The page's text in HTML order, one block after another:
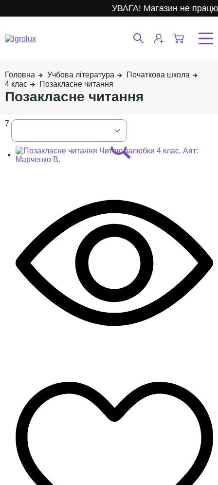
УВАГА! Магазин не працює.
Учбова література
Початкова школа
4 клас
Позакласне читання
Позакласне читання
7